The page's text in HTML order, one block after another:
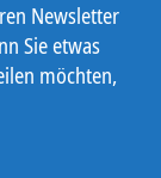
Newsletter
Sie etwas
möchten,